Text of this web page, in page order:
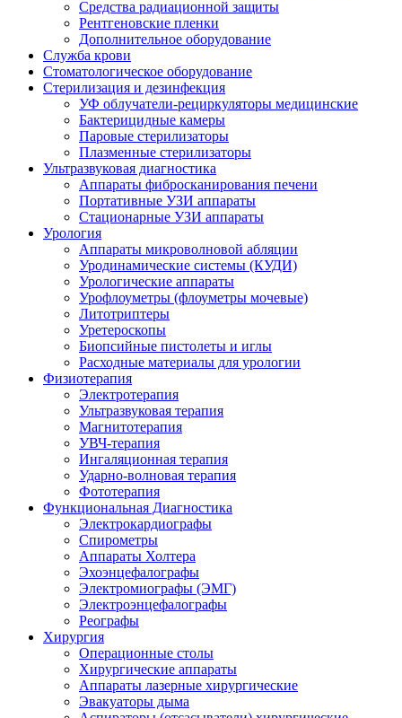
Средства радиационной защиты
Рентгеновские пленки
Дополнительное оборудование
Служба крови
Стоматологическое оборудование
Стерилизация и дезинфекция
УФ облучатели-рециркуляторы медицинские
Бактерицидные камеры
Паровые стерилизаторы
Плазменные стерилизаторы
Ультразвуковая диагностика
Аппараты фибросканирования печени
Портативные УЗИ аппараты
Стационарные УЗИ аппараты
Урология
Аппараты микроволновой абляции
Уродинамические системы (КУДИ)
Урологические аппараты
Урофлоуметры (флоуметры мочевые)
Литотриптеры
Уретероскопы
Биопсийные пистолеты и иглы
Расходные материалы для урологии
Физиотерапия
Электротерапия
Ультразвуковая терапия
Магнитотерапия
УВЧ-терапия
Ингаляционная терапия
Ударно-волновая терапия
Фототерапия
Функциональная Диагностика
Электрокардиографы
Спирометры
Аппараты Холтера
Эхоэнцефалографы
Электромиографы (ЭМГ)
Электроэнцефалографы
Реографы
Хирургия
Операционные столы
Хирургические аппараты
Аппараты лазерные хирургические
Эвакуаторы дыма